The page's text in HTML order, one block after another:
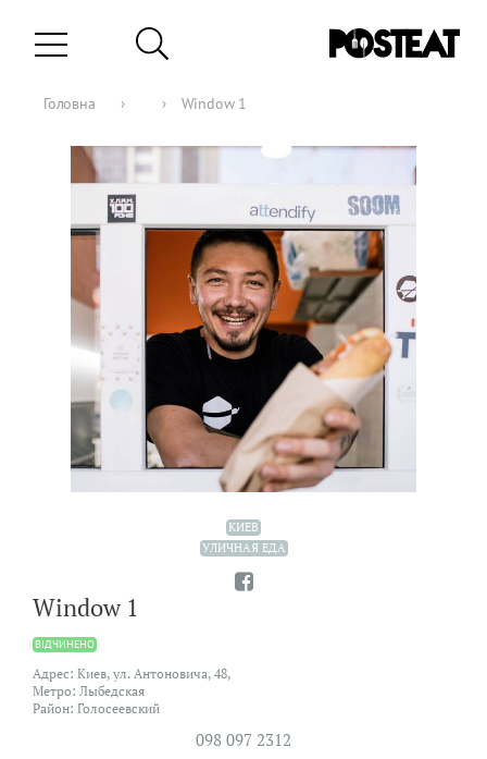
Головна › › Window 1
КИЕВ
УЛИЧНАЯ ЕДА
Window 1
ВIДЧИНЕНО
Адрес: Киев, ул. Антоновича, 48,
Метро: Лыбедская
Район: Голосеевский
098 097 2312